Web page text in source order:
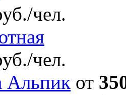
чел.
чел.
Альпик от